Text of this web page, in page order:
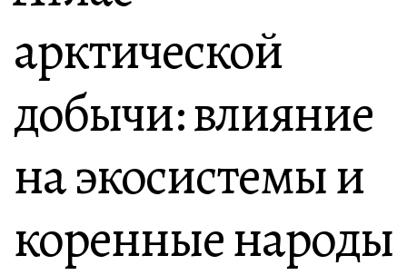
арктической
добычи: влияние
на экосистемы и
коренные народы